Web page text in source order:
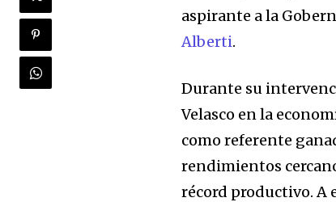
aspirante a la
Alberti.
Durante su
Velasco en la
como referente
rendimientos
récord productivo. A